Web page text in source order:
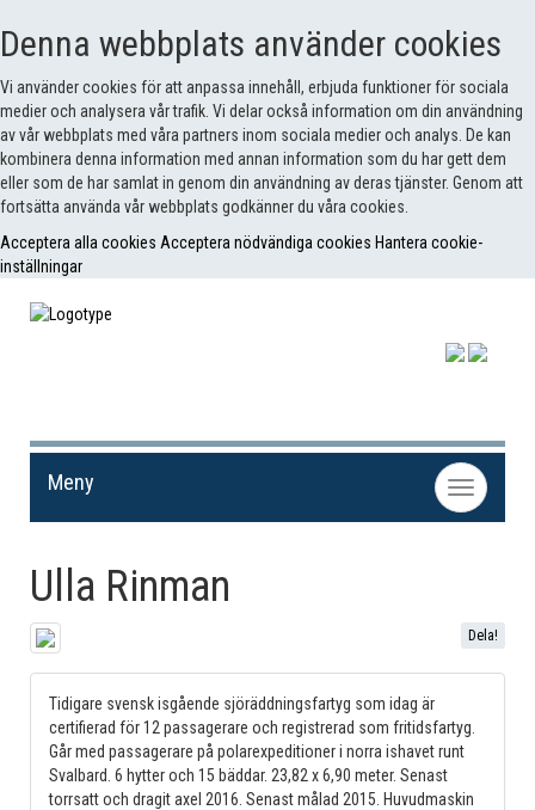
Denna webbplats använder cookies
Vi använder cookies för att anpassa innehåll, erbjuda funktioner för sociala
medier och analysera vår trafik. Vi delar också information om din användning
av vår webbplats med våra partners inom sociala medier och analys. De kan
kombinera denna information med annan information som du har gett dem
eller som de har samlat in genom din användning av deras tjänster. Genom att
fortsätta använda vår webbplats godkänner du våra cookies.
Acceptera alla cookies Acceptera nödvändiga cookies Hantera cookie-
inställningar
Toggle
navigation
Meny
Ulla Rinman
Dela!
Tidigare svensk isgående sjöräddningsfartyg som idag är
certifierad för 12 passagerare och registrerad som fritidsfartyg.
Går med passagerare på polarexpeditioner i norra ishavet runt
Svalbard. 6 hytter och 15 bäddar. 23,82 x 6,90 meter. Senast
torrsatt och dragit axel 2016. Senast målad 2015. Huvudmaskin